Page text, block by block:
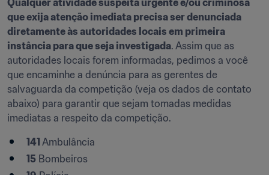
Qualquer atividade suspeita urgente e/ou criminosa
que exija atenção imediata precisa ser denunciada
diretamente às autoridades locais em primeira
instância para que seja investigada. Assim que as
autoridades locais forem informadas, pedimos a você
que encaminhe a denúncia para as gerentes de
salvaguarda da competição (veja os dados de contato
abaixo) para garantir que sejam tomadas medidas
imediatas a respeito da competição.
141 Ambulância
15 Bombeiros